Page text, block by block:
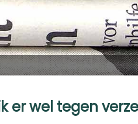
er wel tegen